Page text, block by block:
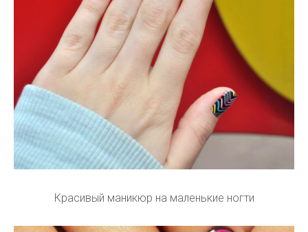
Красивый маникюр на маленькие ногти